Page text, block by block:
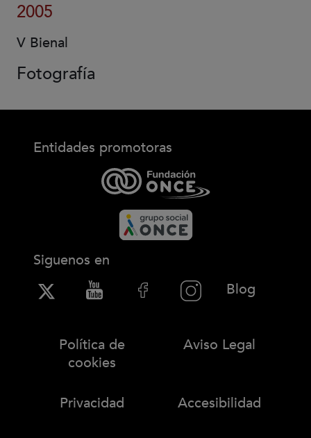
2005
V Bienal
Fotografía
Entidades promotoras
Siguenos en
Blog
Política de
cookies
Aviso Legal
Privacidad Accesibilidad